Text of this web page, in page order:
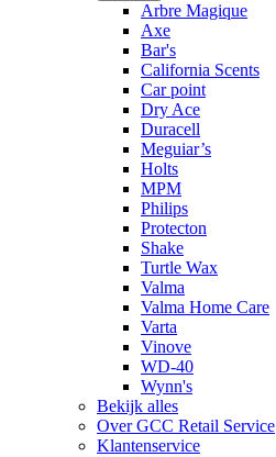
Arbre Magique
Axe
Bar's
California Scents
Car point
Dry Ace
Duracell
Meguiar’s
Holts
MPM
Philips
Protecton
Shake
Turtle Wax
Valma
Valma Home Care
Varta
Vinove
WD-40
Wynn's
Bekijk alles
Over GCC Retail Service
Klantenservice